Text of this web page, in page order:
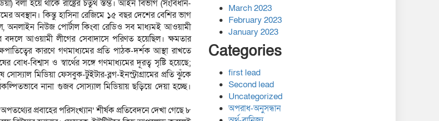
বলা হয়ে থাকে রাষ্ট্রের চতুর্থ স্তম্ভ। আইন বিভাগ (সংবিধান-
অবস্থান। কিন্তু হাসিনা রেজিমে ১৫ বছর দেশের বেশির ভাগ
অনলাইন নিউজ পোর্টাল কিংবা রেডিও সব মাধ্যমই আওয়ামী
আওয়ামী লীগের সেবাদাসে পরিণত হয়েছিল। ক্ষমতার
কারণে গণমাধ্যমের প্রতি পাঠক-দর্শক আস্থা রাখতে
বিশ্বাস ও স্বার্থের সঙ্গে গণমাধ্যমের দূরত্ব সৃষ্টি হয়েছে;
মিডিয়া ফেসবুক-টুইটার-ব্লগ-ইনস্ট্রাগ্রামের প্রতি ঝুঁকে
নানা গুজব সোস্যাল মিডিয়ায় ছড়িয়ে দেয়া হচ্ছে।
প্রবাহের পরিসংখ্যান’ শীর্ষক প্রতিবেদনে দেখা গেছে ৮
March 2023
February 2023
January 2023
Categories
first lead
Second lead
Uncategorized
অপরাধ-অনুসন্ধান